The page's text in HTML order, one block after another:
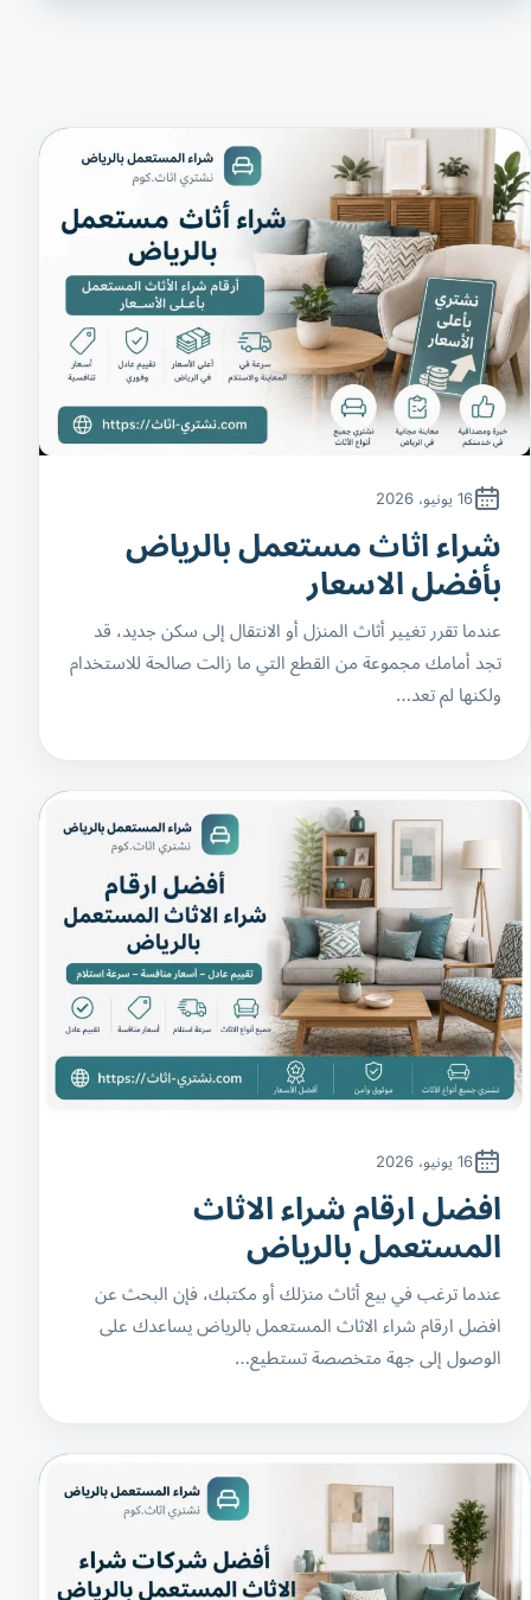
16 يونيو، 2026
شراء اثاث مستعمل بالرياض
بأفضل الاسعار
عندما تقرر تغيير أثاث المنزل أو الانتقال إلى سكن جديد، قد
تجد أمامك مجموعة من القطع التي ما زالت صالحة للاستخدام
ولكنها لم تعد…
16 يونيو، 2026
افضل ارقام شراء الاثاث
المستعمل بالرياض
عندما ترغب في بيع أثاث منزلك أو مكتبك، فإن البحث عن
افضل ارقام شراء الاثاث المستعمل بالرياض يساعدك على
الوصول إلى جهة متخصصة تستطيع…